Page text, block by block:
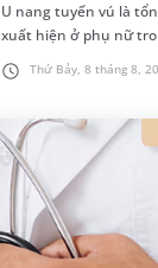
Thứ Bảy, 8 tháng 8,
U nang tuyến vú là
xuất hiện ở phụ nữ
được chẩn đoán mắc
thường băn khoăn u